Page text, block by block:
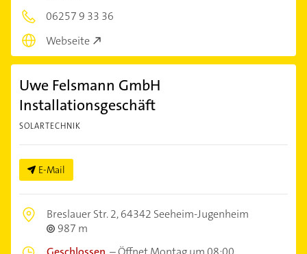
06257 9 33 36
Webseite
Uwe Felsmann GmbH
Installationsgeschäft
SOLARTECHNIK
E-Mail
Breslauer Str. 2,64342 Seeheim-Jugenheim
987 m